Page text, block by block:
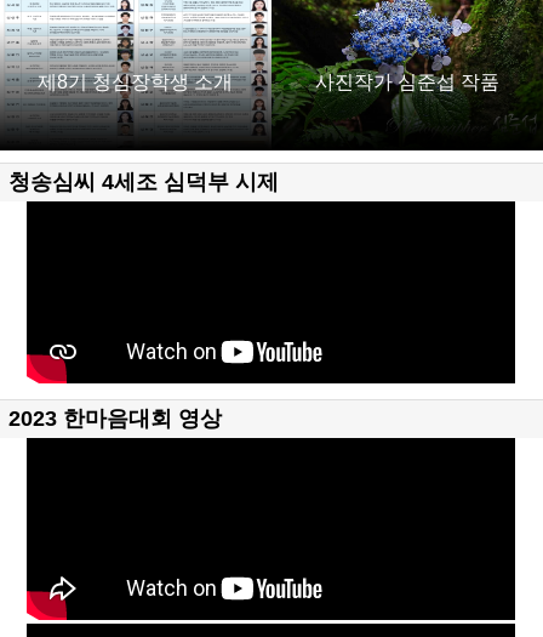
제8기 청심장학생 소개 사진작가 심준섭 작품
청송심씨 4세조 심덕부 시제
2023 한마음대회 영상